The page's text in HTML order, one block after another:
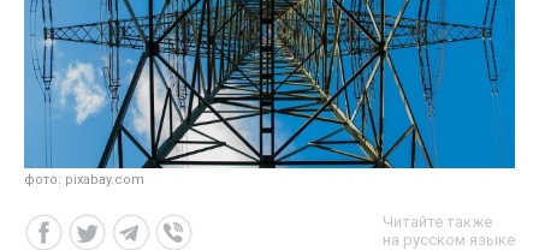
фото: pixabay.com
Читайте также
на русском языке